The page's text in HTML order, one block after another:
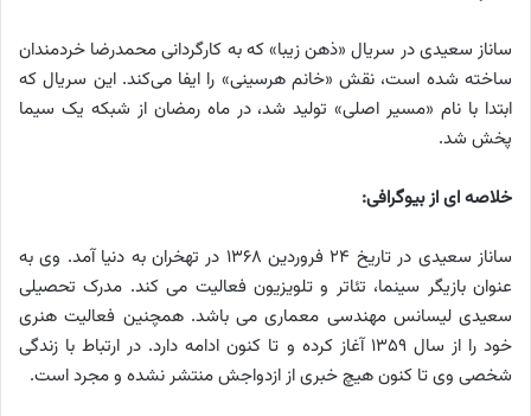
ساناز سعیدی در سریال «ذهن زیبا» که به کارگردانی محمدرضا خردمندان
ساخته شده است، نقش «خانم هرسینی» را ایفا می‌کند. این سریال که
ابتدا با نام «مسیر اصلی» تولید شد، در ماه رمضان از شبکه یک سیما
پخش شد.
خلاصه ای از بیوگرافی:
ساناز سعیدی در تاریخ ۲۴ فروردین ۱۳۶۸ در تهخران به دنیا آمد. وی به
عنوان بازیگر سینما، تئاتر و تلویزیون فعالیت می کند. مدرک تحصیلی
سعیدی لیسانس مهندسی معماری می باشد. همچنین فعالیت هنری
خود را از سال ۱۳۵۹ آغاز کرده و تا کنون ادامه دارد. در ارتباط با زندگی
شخصی وی تا کنون هیچ خبری از ازدواجش منتشر نشده و مجرد است.